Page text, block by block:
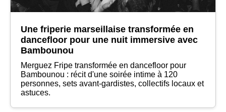
Une friperie marseillaise transformée en
dancefloor pour une nuit immersive avec
Bambounou
Merguez Fripe transformée en dancefloor pour
Bambounou : récit d'une soirée intime à 120
personnes, sets avant‑gardistes, collectifs locaux et
astuces.